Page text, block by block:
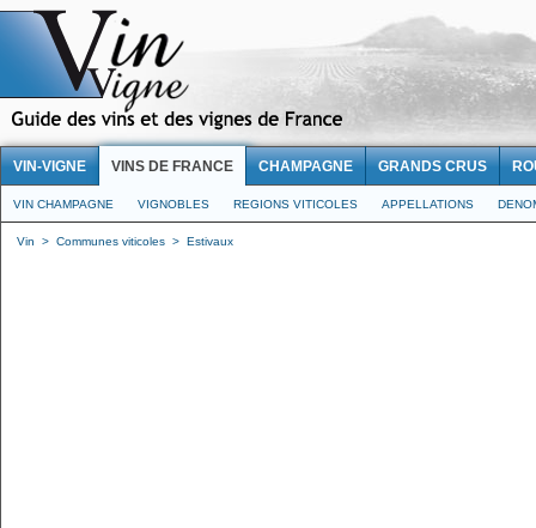
VIN-VIGNE VINS DE FRANCE CHAMPAGNE GRANDS CRUS
VIN CHAMPAGNE VIGNOBLES REGIONS VITICOLES APPELLATIONS
Vin > Communes viticoles > Estivaux